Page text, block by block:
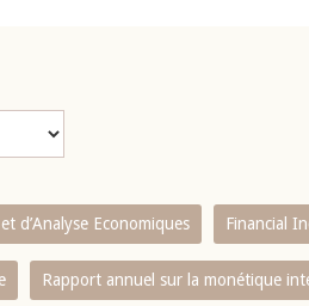
d’Analyse Economiques Financial
Rapport annuel sur la monétique